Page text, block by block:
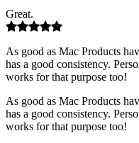
Great.
As good as Mac Products
has a good consistency.
works for that purpose too!
As good as Mac Products
has a good consistency.
works for that purpose too!